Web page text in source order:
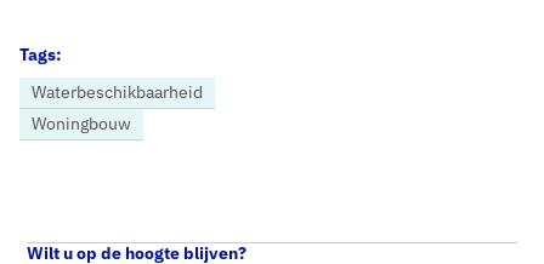
Home Nieuws
Tags:
Waterbeschikbaarheid
Woningbouw
Wilt u op de hoogte blijven?